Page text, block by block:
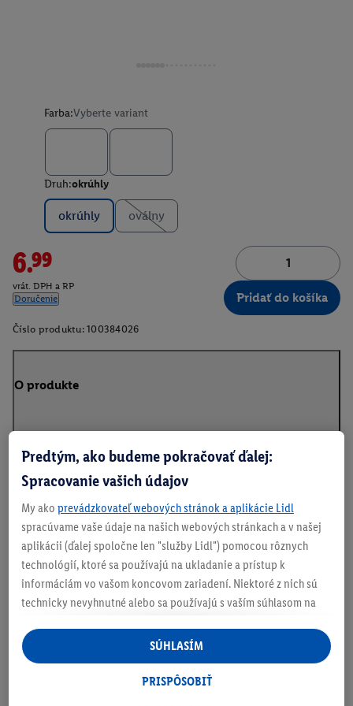
Farba:Vyberte variant
Druh:okrúhly
okrúhly oválny
6.99
vrát. DPH a RP
Doručenie
Pridať do košíka
Číslo produktu: 100384026
O produkte
Podrobnosti o bezpečnosti produktu
Informácie o batériách podľa nariadenia EÚ o
batériách
Na stiahnutie
Predtým, ako budeme pokračovať ďalej:
Spracovanie vašich údajov
My ako prevádzkovateľ webových stránok a aplikácie Lidl
spracúvame vaše údaje na našich webových stránkach a v našej
aplikácii (ďalej spoločne len "služby Lidl") pomocou rôznych
technológií, ktoré sa používajú na ukladanie a prístup k
informáciám vo vašom koncovom zariadení. Niektoré z nich sú
technicky nevyhnutné alebo sa používajú s vaším súhlasom na
personalizovanú reklamu v rámci služieb Lidl aj mimo nich. Ak
ste účastníkom programu Lidl Plus, na tieto účely sa spracúvajú
aj údaje z vášho nákupného správania v obchode.
PRISPÔSOBIŤ
SÚHLASÍM